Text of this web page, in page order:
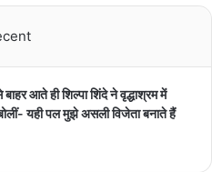
आते ही शिल्पा शिंदे ने वृद्धाश्रम में
यही पल मुझे असली विजेता बनाते हैं